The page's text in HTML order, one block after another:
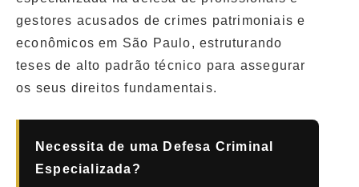
gestores acusados de crimes patrimoniais e
econômicos em São Paulo, estruturando
teses de alto padrão técnico para assegurar
os seus direitos fundamentais.
Necessita de uma Defesa Criminal
Especializada?